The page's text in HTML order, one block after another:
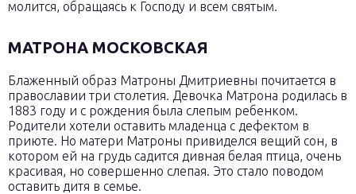
молится, обращаясь к Господу и всем святым.
МАТРОНА МОСКОВСКАЯ
Блаженный образ Матроны Дмитриевны почитается в
православии три столетия. Девочка Матрона родилась в
1883 году и с рождения была слепым ребенком.
Родители хотели оставить младенца с дефектом в
приюте. Но матери Матроны привиделся вещий сон, в
котором ей на грудь садится дивная белая птица, очень
красивая, но совершенно слепая. Это стало поводом
оставить дитя в семье.